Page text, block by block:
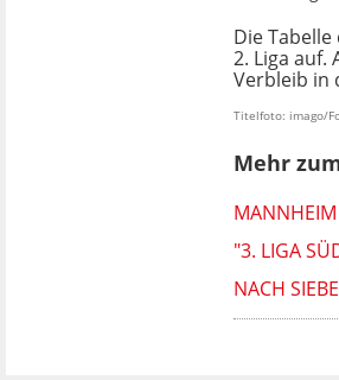
Die
2. Liga auf.
Verbleib in
Titelfoto: imago/
Mehr
MANNHEIM
"3. LIGA
NACH